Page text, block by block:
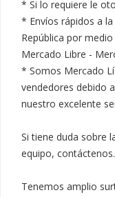
* Si lo requiere le
* Envíos rápidos a
República por
Mercado Libre -
* Somos Mercado
vendedores debido
nuestro excelente
Si tiene duda sobre
equipo, contáctenos.
Tenemos amplio